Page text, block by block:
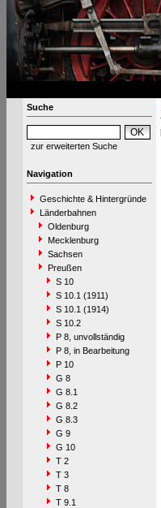
Suche
zur erweiterten Suche
Navigation
Geschichte & Hintergründe
Länderbahnen
Oldenburg
Mecklenburg
Sachsen
Preußen
S 10
S 10.1 (1911)
S 10.1 (1914)
S 10.2
P 8, unvollständig
P 8, in Bearbeitung
P 10
G 8
G 8.1
G 8.2
G 8.3
G 9
G 10
T 2
T 3
T 8
T 9.1